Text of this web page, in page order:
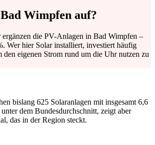
Wimpfen auf?
ergänzen die PV-Anlagen in Bad Wimpfen –
Wer hier Solar installiert, investiert häufig
den eigenen Strom rund um die Uhr nutzen zu
bislang 625 Solaranlagen mit insgesamt 6,6
dem Bundesdurchschnitt, zeigt aber
das in der Region steckt.